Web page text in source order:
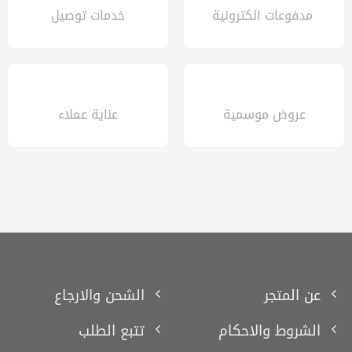
مدفوعات الكترونية خدمات توصيل
عروض موسمية عناية عملاء
عن المتجر
الشروط والاحكام
الشحن والارجاع
تتبع الطلب